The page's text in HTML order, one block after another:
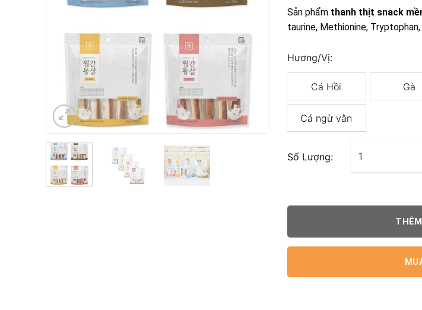
5
Sản phẩm thanh thịt snack
taurine, Methionine,
Hương/Vị:
Cá Hồi Gà
Cá ngừ vằn
Số Lượng: